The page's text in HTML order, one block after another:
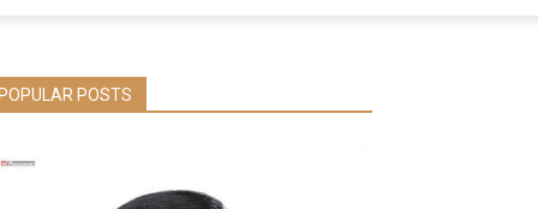
POPULAR POSTS